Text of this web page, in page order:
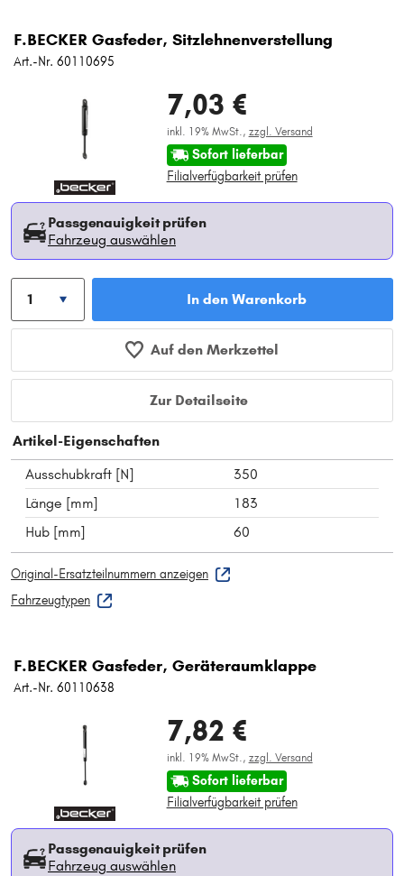
F.BECKER Gasfeder, Sitzlehnenverstellung
Art.-Nr. 60110695
7,03 €
inkl. 19% MwSt., zzgl. Versand
Sofort lieferbar
Filialverfügbarkeit prüfen
Passgenauigkeit prüfen
Fahrzeug auswählen
In den Warenkorb
Auf den Merkzettel
Zur Detailseite
Artikel-Eigenschaften
Ausschubkraft [N]
350
Länge [mm]
183
Hub [mm]
60
Original-Ersatzteilnummern anzeigen
Fahrzeugtypen
F.BECKER Gasfeder, Geräteraumklappe
Art.-Nr. 60110638
7,82 €
inkl. 19% MwSt., zzgl. Versand
Sofort lieferbar
Filialverfügbarkeit prüfen
Passgenauigkeit prüfen
Fahrzeug auswählen